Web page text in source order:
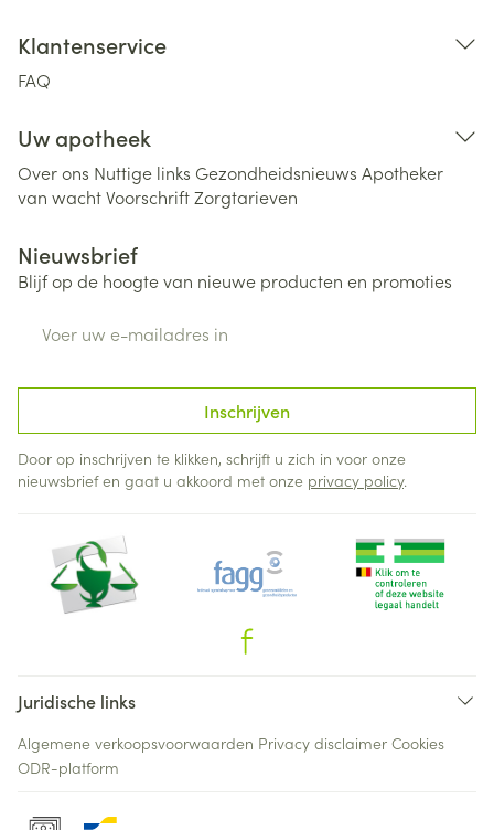
Klantenservice
FAQ
Uw apotheek
Over ons Nuttige links Gezondheidsnieuws Apotheker
van wachtVoorschriftZorgtarieven
Nieuwsbrief
Blijf op de hoogte van nieuwe producten en promoties
Inschrijven
Door op inschrijven te klikken, schrijft u zich in voor onze
nieuwsbrief en gaat u akkoord met onze privacy policy.
Juridische links
Algemene verkoopsvoorwaarden Privacy disclaimer Cookies
ODR-platform